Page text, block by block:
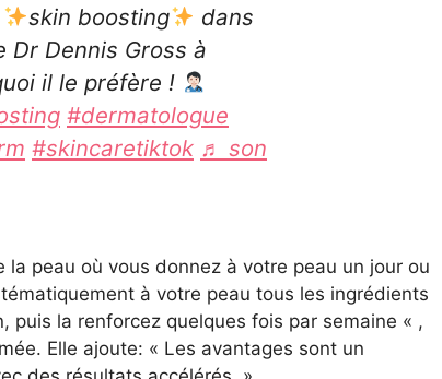
skin boosting
dans
Dr Dennis Gross à
il le préfère !
#dermatologue
#skincaretiktok ♬ son
la peau où vous donnez à votre peau un jour ou
à votre peau tous les ingrédients
la renforcez quelques fois par semaine « ,
Elle ajoute: « Les avantages sont un